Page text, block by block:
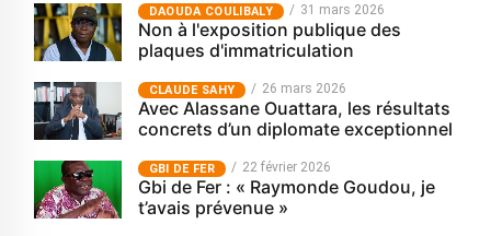
‎DAOUDA COULIBALY 31 mars 2026
Non à l'exposition publique des
plaques d'immatriculation
CLAUDE SAHY 26 mars 2026
Avec Alassane Ouattara, les résultats
concrets d’un diplomate exceptionnel
GBI DE FER 22 février 2026
Gbi de Fer : « Raymonde Goudou, je
t’avais prévenue »